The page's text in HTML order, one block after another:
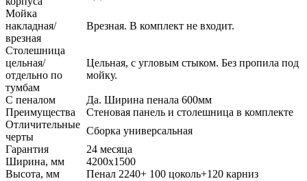
Мойка
накладная/
врезная
Врезная. В комплект не входит.
Столешница
цельная/
отдельно по
тумбам
Цельная, с угловым стыком. Без пропила под
мойку.
С пеналом
Да. Ширина пенала 600мм
Преимущества
Стеновая панель и столешница в комплекте
Отличительные
черты
Сборка универсальная
Гарантия
24 месяца
Ширина, мм
4200х1500
Высота, мм
Пенал 2240+ 100 цоколь+120 карниз